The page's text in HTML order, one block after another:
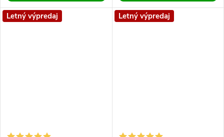
Letný výpredaj Letný výpredaj